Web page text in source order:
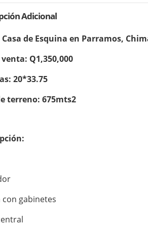
Adicional
Casa de Esquina en Parramos,
Q1,350,000
20*33.75
terreno: 675mts2
con gabinetes